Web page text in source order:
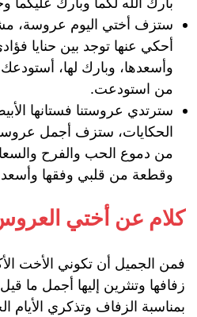
ستزف أختي اليوم عروسة،
أحكي عنها توجد بين حنايا
وأسعدها، وبارك لها،
من استودعت.
سترتدي عروستنا فستانها
الحكايات، ستزف أجمل
من دموع الحب والفرح
وقطعة من قلبي وفقها
كلام عن أختي
فمن الجميل أن تكوني الأخت
زفافها وتنثرين إليها أجمل ما
بمناسبة الزفاف وتذكري